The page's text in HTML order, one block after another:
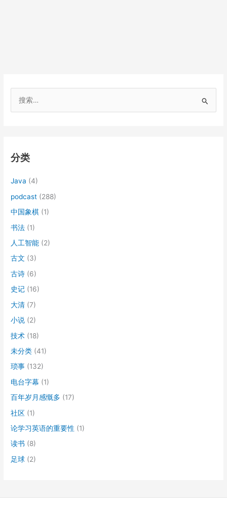
分类
Java (4)
podcast (288)
中国象棋 (1)
书法 (1)
人工智能 (2)
古文 (3)
古诗 (6)
史记 (16)
大清 (7)
小说 (2)
技术 (18)
未分类 (41)
琐事 (132)
电台字幕 (1)
百年岁月感慨多 (17)
社区 (1)
论学习英语的重要性 (1)
读书 (8)
足球 (2)